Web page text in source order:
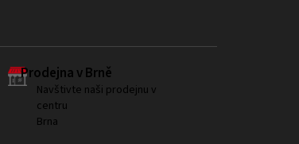
Prodejna v Brně
Navštivte naši prodejnu v
centru
Brna